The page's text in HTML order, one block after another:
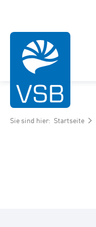
Sie sind hier: Startseite